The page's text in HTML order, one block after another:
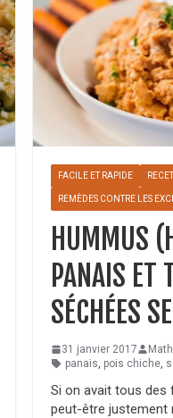
FACILE ET RAPIDE
REMÈDES CONTRE LES
HUMMUS
PANAIS ET
SÉCHÉES
31 janvier 2017
panais, pois chiche,
Si on avait tous des
peut-être justement